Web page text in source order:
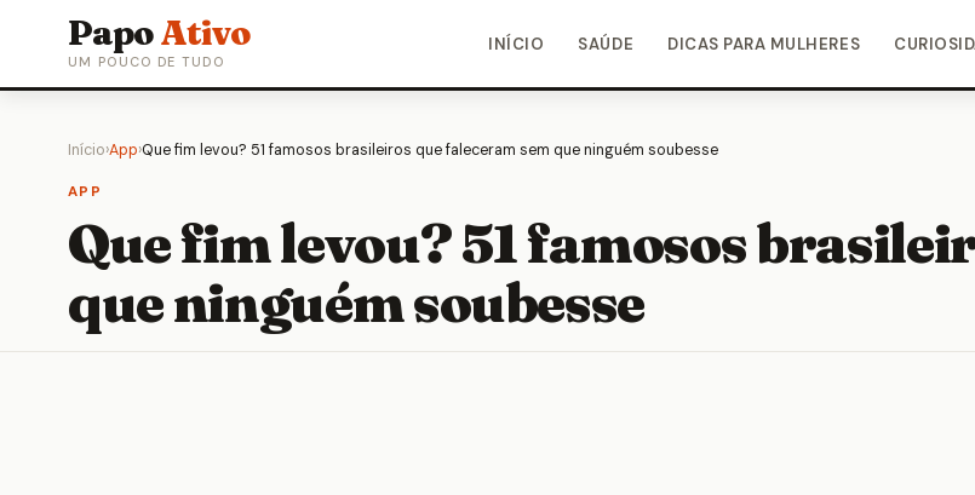
PapoAtivo
UM POUCO DE TUDO
INÍCIO SAÚDE DICAS PARA MULHERES
Início›App›Que fim levou? 51 famosos brasileiros que faleceram sem que ninguém soubesse
APP
Que fim levou? 51 famosos
que ninguém soubesse